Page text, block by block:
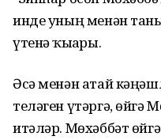
инде уның менән
үтенә ҡыҙҙары.
Әсә менән атай
теләген үтәргә, өйгә
итәләр. Мөхәббәт